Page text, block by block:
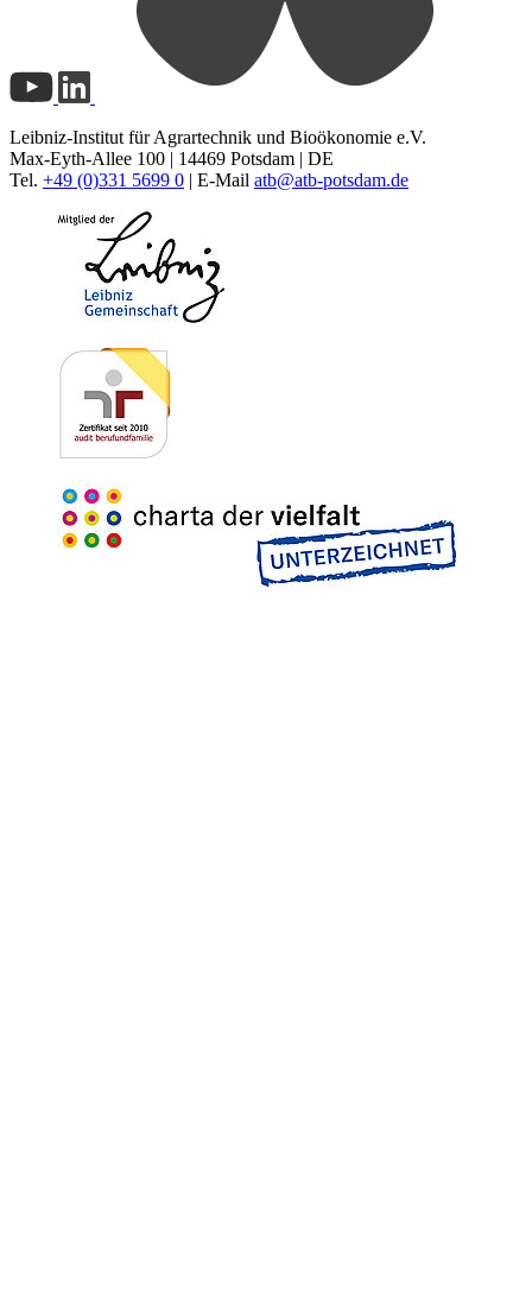
Leibniz-Institut für Agrartechnik und Bioökonomie e.V.
Max-Eyth-Allee 100 | 14469 Potsdam | DE
Tel. +49 (0)331 5699 0 | E-Mail atb@atb-potsdam.de